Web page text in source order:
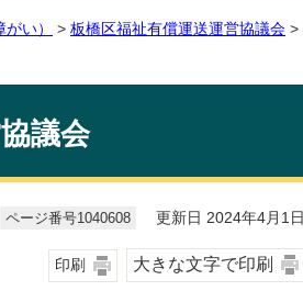
い） > 板橋区福祉有償運送運営協議会 >
議会
ページ番号1040608 更新日 2024年4月1日
印刷 大きな文字で印刷